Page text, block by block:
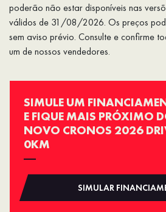
poderão não estar disponíveis nas
válidos de 31/08/2026. Os preços
sem aviso prévio. Consulte e confirme
um de nossos vendedores.
SIMULE UM
E FIQUE MAIS PRÓXIMO
NOVO CRONOS 2026
0KM
SIMULAR